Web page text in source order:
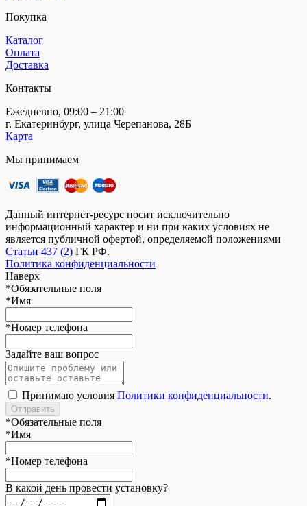
Покупка
Каталог
Оплата
Доставка
Контакты
Ежедневно, 09:00 – 21:00
г. Екатеринбург, улица Черепанова, 28Б
Карта
Мы принимаем
Данный интернет-ресурс носит исключительно
информационный характер и ни при каких условиях не
является публичной офертой, определяемой положениями
Статьи 437 (2) ГК РФ.
Политика конфиденциальности
Наверх
*Обязательные поля
*Имя
*Номер телефона
Задайте ваш вопрос
Принимаю условия Политики конфиденциальности.
*Обязательные поля
*Имя
*Номер телефона
В какой день провести установку?